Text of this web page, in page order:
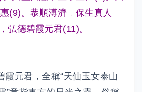
(9)。恭順溥濟，保生真人
弘德碧霞元君(11)。
霞元君，全稱“天仙玉女泰山